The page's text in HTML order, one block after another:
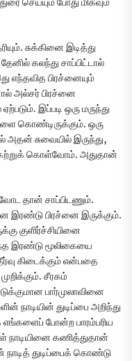
சுக்கினை இடித்து
தேனில் கலந்து சாப்பிட்டால்
எந்தவித பிரச்னையும்
அல்சர் பிரச்னை
இப்படி ஒரு மருந்து
கொண்டிருக்கும். ஒரு
சுவையில் இருந்து,
கொள்வோம். அதுதான்
தான் சாப்பிடணும்.
இரண்டு பிரச்னை இருக்கும்.
குளிர்ச்சியினை
இரண்டு மூலிகையை
கிடைக்கும் என்பதை
சீரகம்
பார்முலாவினை
நாடியின் துடிப்பை அறிந்து
போன்ற பாரம்பரிய
நாடியினை கணித்துதான்
நாடித் துடிப்பைக் கொண்டு